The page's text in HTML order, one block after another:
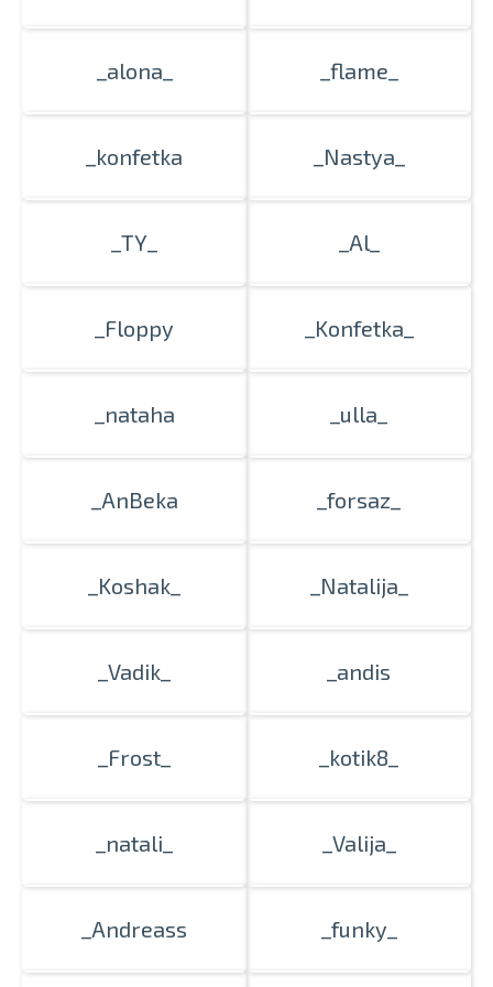
_alona_ _flame_
_konfetka _Nastya_
_TY_ _Al_
_Floppy _Konfetka_
_nataha _ulla_
_AnBeka _forsaz_
_Koshak_ _Natalija_
_Vadik_ _andis
_Frost_ _kotik8_
_natali_ _Valija_
_Andreass _funky_